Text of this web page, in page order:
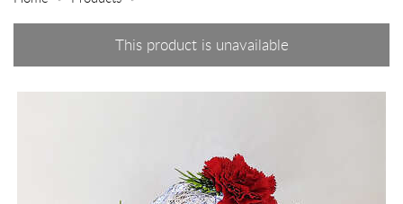
This product is unavailable